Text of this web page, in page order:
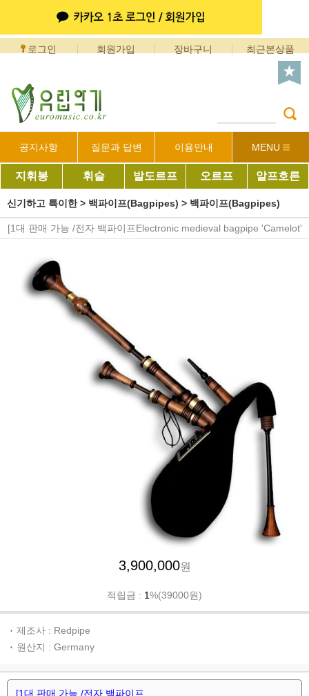
로그인 회원가입 장바구니 최근본상품
공지사항 질문과 답변 이용안내 MENU
지휘봉 휘슬 발도르프 오르프 알프호른
신기하고 특이한> 백파이프(Bagpipes) > 백파이프(Bagpipes)
[1대 판매 가능 /전자 백파이프Electronic medieval bagpipe 'Camelot'
3,900,000원
적립금 : 1%(39000원)
제조사 : Redpipe
원산지 : Germany
[1대 판매 가능 /전자 백파이프